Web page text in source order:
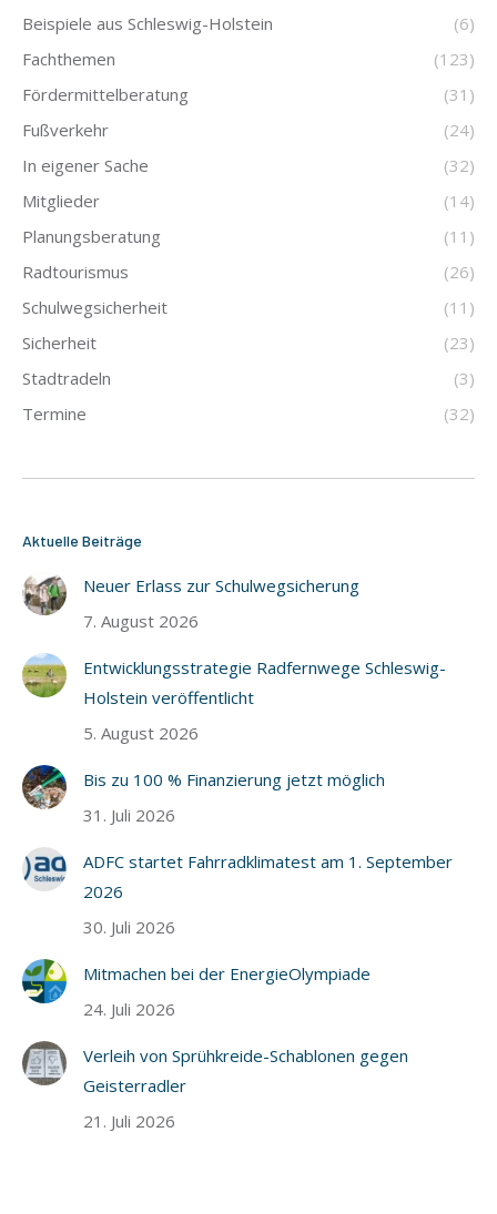
Beispiele aus Schleswig-Holstein
(6)
Fachthemen
(123)
Fördermittelberatung
(31)
Fußverkehr
(24)
In eigener Sache
(32)
Mitglieder
(14)
Planungsberatung
(11)
Radtourismus
(26)
Schulwegsicherheit
(11)
Sicherheit
(23)
Stadtradeln
(3)
Termine
(32)
Aktuelle Beiträge
Neuer Erlass zur Schulwegsicherung
7. August 2026
Entwicklungsstrategie Radfernwege Schleswig-
Holstein veröffentlicht
5. August 2026
Bis zu 100 % Finanzierung jetzt möglich
31. Juli 2026
ADFC startet Fahrradklimatest am 1. September
2026
30. Juli 2026
Mitmachen bei der EnergieOlympiade
24. Juli 2026
Verleih von Sprühkreide-Schablonen gegen
Geisterradler
21. Juli 2026